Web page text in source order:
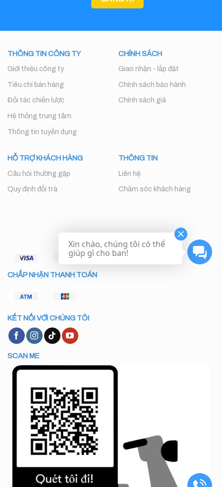
THÔNG TIN CÔNG TY
Giới thiệu công ty
Tiêu chí bán hàng
Đối tác chiến lược
Hệ thống trung tâm
Thông tin tuyển dụng
CHÍNH SÁCH
Giao nhận - lắp đặt
Chính sách bảo hành
Chính sách giá
HỖ TRỢ KHÁCH HÀNG
Câu hỏi thường gặp
Quy định đổi trả
THÔNG TIN
Liên hệ
Chăm sóc khách hàng
CHẤP NHẬN THANH TOÁN
KẾT NỐI VỚI CHÚNG TÔI
SCAN ME
Xin chào, chúng tôi có thể
giúp gì cho ban!